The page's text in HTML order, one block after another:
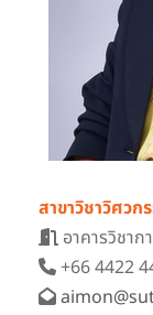
สาขาวิชาวิศวก
อาคารวิชาก
+66 4422